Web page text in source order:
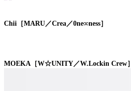
Chii［MARU／Crea／0ne∞ness］
MOEKA［W☆UNITY／W.Lockin Crew］